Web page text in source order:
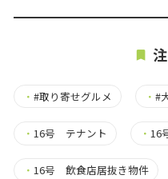
・ #取り寄せグルメ ・#
・ 16号 テナント ・16
・ 16号 飲食店居抜き物件